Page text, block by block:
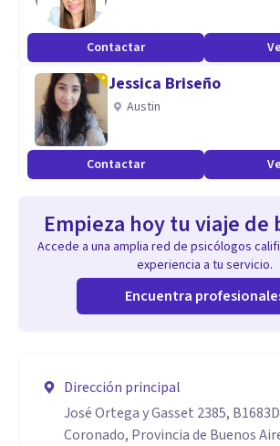
Contactar
Jessica Briseño
Austin
Contactar
Empieza hoy tu viaje de
Accede a una amplia red de psicólogos
experiencia a tu servicio.
Encuentra
Dirección principal
José Ortega y Gasset 2385,
Coronado, Provincia de Buenos